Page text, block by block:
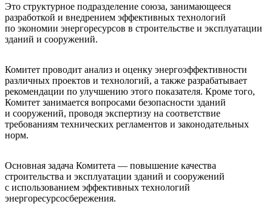
Это структурное подразделение союза, занимающееся
разработкой и внедрением эффективных технологий
по экономии энергоресурсов в строительстве и эксплуатации
зданий и сооружений.
Комитет проводит анализ и оценку энергоэффективности
различных проектов и технологий, а также разрабатывает
рекомендации по улучшению этого показателя. Кроме того,
Комитет занимается вопросами безопасности зданий
и сооружений, проводя экспертизу на соответствие
требованиям технических регламентов и законодательных
норм.
Основная задача Комитета — повышение качества
строительства и эксплуатации зданий и сооружений
с использованием эффективных технологий
энергоресурсосбережения.